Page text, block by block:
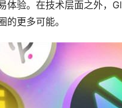
体验。在技术层面之外，
的更多可能。